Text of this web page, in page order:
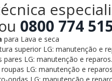
0800 774
para Lava e seca
superior LG: manutenção e
pares LG: manutenção e reparos.
LG: manutenção e